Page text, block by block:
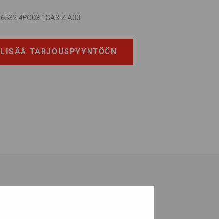
4PC03-1GA3-Z A00
LISÄÄ TARJOUSPYYNTÖÖN